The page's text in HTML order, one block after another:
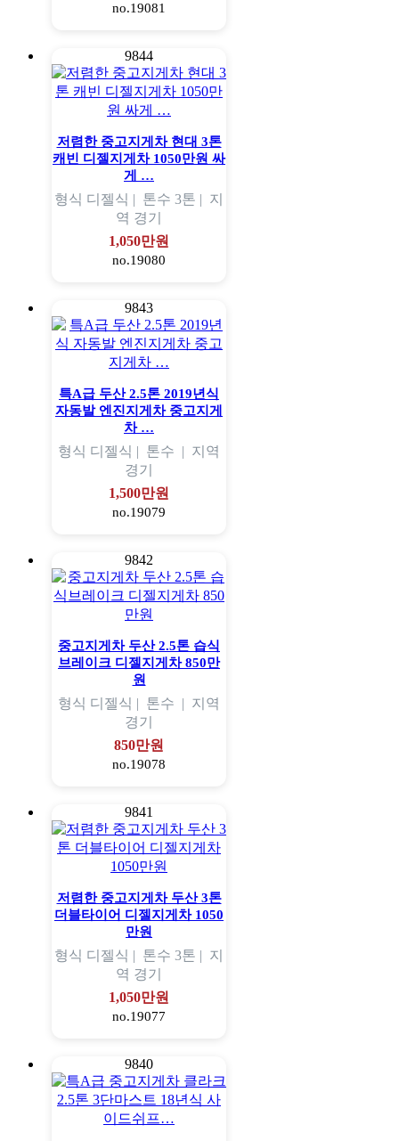
no.19081
9844
저렴한 중고지게차 현대 3톤
캐빈 디젤지게차 1050만원 싸
게 …
형식 디젤식 | 톤수 3톤 | 지
역 경기
1,050만원
no.19080
9843
특A급 두산 2.5톤 2019년식
자동발 엔진지게차 중고지게
차 …
형식 디젤식 | 톤수 | 지역
경기
1,500만원
no.19079
9842
중고지게차 두산 2.5톤 습식
브레이크 디젤지게차 850만
원
형식 디젤식 | 톤수 | 지역
경기
850만원
no.19078
9841
저렴한 중고지게차 두산 3톤
더블타이어 디젤지게차 1050
만원
형식 디젤식 | 톤수 3톤 | 지
역 경기
1,050만원
no.19077
9840